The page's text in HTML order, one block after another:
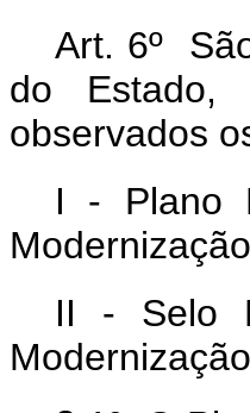
Art. 6º
do Estado,
observados
I - Plano
II - Selo